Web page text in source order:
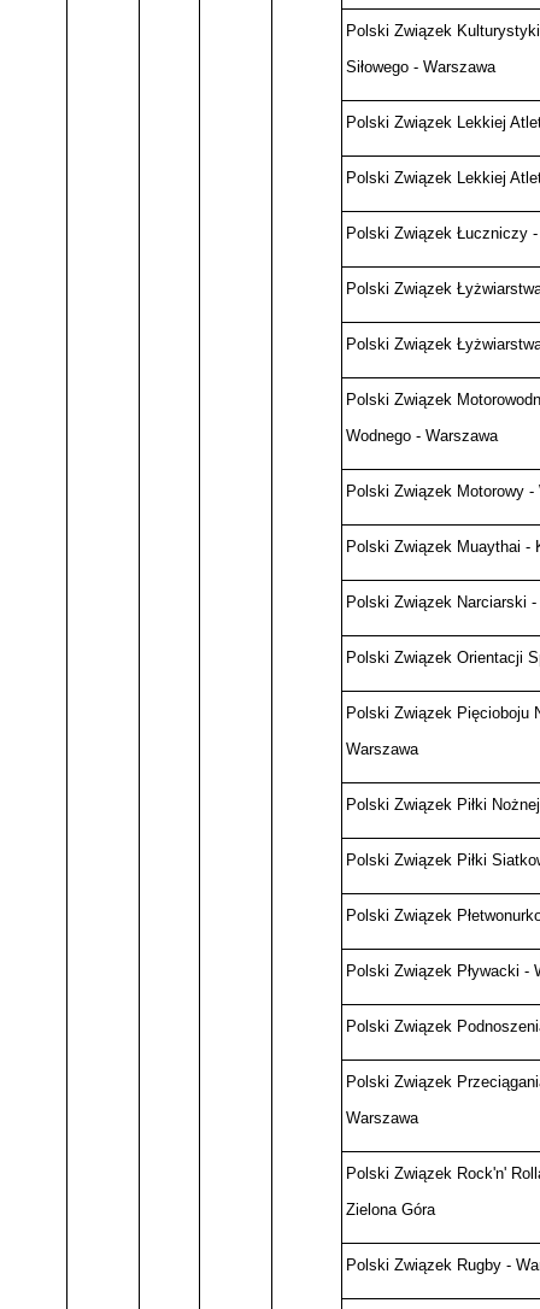
Polski Związek
Siłowego - Warszawa
Polski Związek Lekkiej
Polski Związek Lekkiej
Polski Związek Łuczniczy
Polski Związek
Polski Związek
Polski Związek
Wodnego - Warszawa
Polski Związek Motorowy -
Polski Związek Muaythai -
Polski Związek Narciarski -
Polski Związek Orientacji
Polski Związek Pięcioboju
Warszawa
Polski Związek Piłki
Polski Związek Piłki
Polski Związek
Polski Związek Pływacki -
Polski Związek
Polski Związek
Warszawa
Polski Związek Rock'n'
Zielona Góra
Polski Związek Rugby -